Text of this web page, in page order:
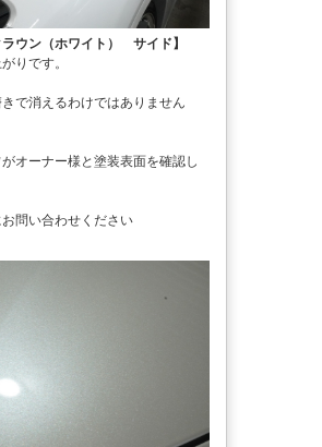
ウン（ホワイト） サイド】
りです。
で消えるわけではありません
オーナー様と塗装表面を確認し
問い合わせください